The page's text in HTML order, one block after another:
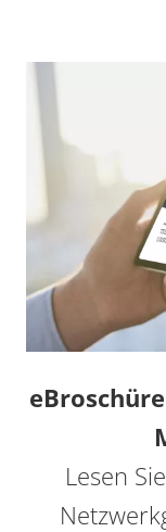
Lesen